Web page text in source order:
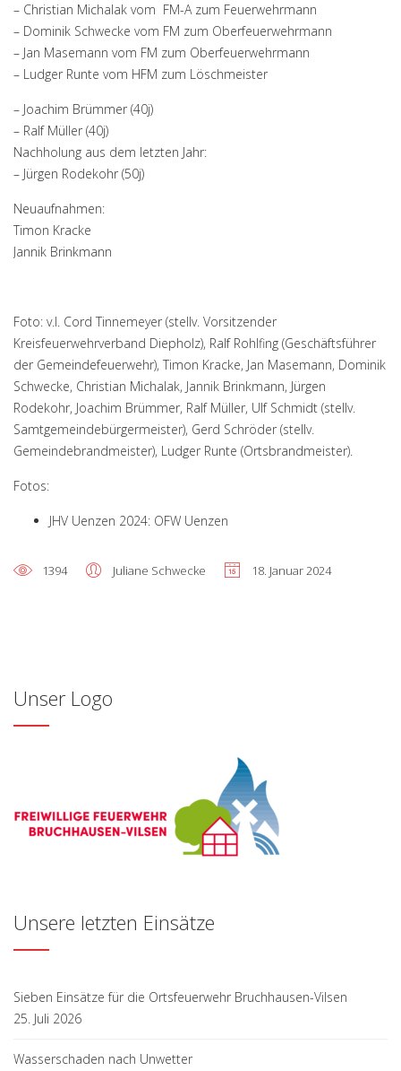
– Christian Michalak vom FM-A zum Feuerwehrmann
– Dominik Schwecke vom FM zum Oberfeuerwehrmann
– Jan Masemann vom FM zum Oberfeuerwehrmann
– Ludger Runte vom HFM zum Löschmeister
– Joachim Brümmer (40j)
– Ralf Müller (40j)
Nachholung aus dem letzten Jahr:
– Jürgen Rodekohr (50j)
Neuaufnahmen:
Timon Kracke
Jannik Brinkmann
Foto: v.l. Cord Tinnemeyer (stellv. Vorsitzender
Kreisfeuerwehrverband Diepholz), Ralf Rohlfing (Geschäftsführer
der Gemeindefeuerwehr), Timon Kracke, Jan Masemann, Dominik
Schwecke, Christian Michalak, Jannik Brinkmann, Jürgen
Rodekohr, Joachim Brümmer, Ralf Müller, Ulf Schmidt (stellv.
Samtgemeindebürgermeister), Gerd Schröder (stellv.
Gemeindebrandmeister), Ludger Runte (Ortsbrandmeister).
Fotos:
JHV Uenzen 2024: OFW Uenzen
1394 Juliane Schwecke 18. Januar 2024
Unser Logo
Unsere letzten Einsätze
Sieben Einsätze für die Ortsfeuerwehr Bruchhausen-Vilsen
25. Juli 2026
Wasserschaden nach Unwetter